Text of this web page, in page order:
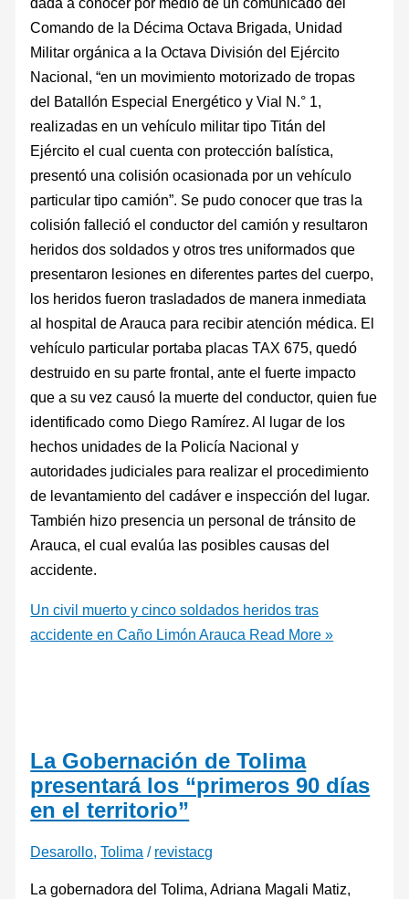
Comando de la Décima Octava Brigada, Unidad
Militar orgánica a la Octava División del Ejército
Nacional, “en un movimiento motorizado de tropas
del Batallón Especial Energético y Vial N.° 1,
realizadas en un vehículo militar tipo Titán del
Ejército el cual cuenta con protección balística,
presentó una colisión ocasionada por un vehículo
particular tipo camión”. Se pudo conocer que tras la
colisión falleció el conductor del camión y resultaron
heridos dos soldados y otros tres uniformados que
presentaron lesiones en diferentes partes del cuerpo,
los heridos fueron trasladados de manera inmediata
al hospital de Arauca para recibir atención médica. El
vehículo particular portaba placas TAX 675, quedó
destruido en su parte frontal, ante el fuerte impacto
que a su vez causó la muerte del conductor, quien fue
identificado como Diego Ramírez. Al lugar de los
hechos unidades de la Policía Nacional y
autoridades judiciales para realizar el procedimiento
de levantamiento del cadáver e inspección del lugar.
También hizo presencia un personal de tránsito de
Arauca, el cual evalúa las posibles causas del
accidente.
Un civil muerto y cinco soldados heridos tras
accidente en Caño Limón Arauca Read More »
La Gobernación de Tolima
presentará los “primeros 90 días
en el territorio”
Desarollo,Tolima / revistacg
La gobernadora del Tolima, Adriana Magali Matiz,